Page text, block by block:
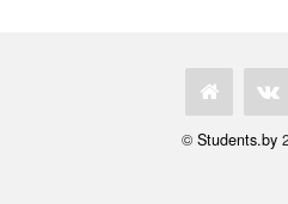
© Students.by